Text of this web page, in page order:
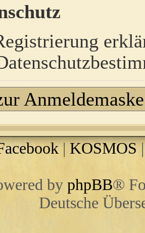
Anmeldemaske
|KOSMOS
by phpBB®
Deutsche